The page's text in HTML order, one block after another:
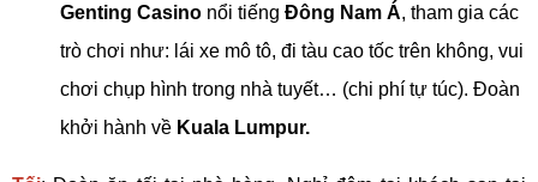
Genting Casino nổi tiếng Đông Nam Á, tham gia các
trò chơi như: lái xe mô tô, đi tàu cao tốc trên không, vui
chơi chụp hình trong nhà tuyết… (chi phí tự túc). Đoàn
khởi hành về Kuala Lumpur.